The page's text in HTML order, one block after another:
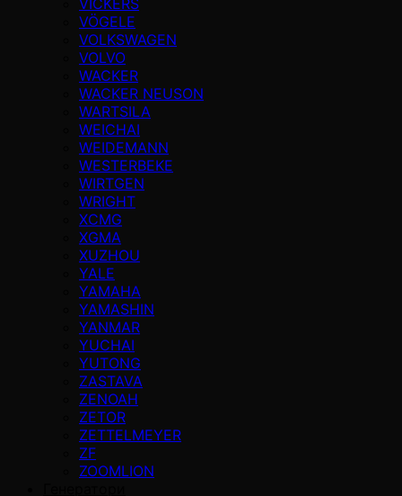
VÖGELE
VOLKSWAGEN
VOLVO
WACKER
WACKER NEUSON
WARTSILA
WEICHAI
WEIDEMANN
WESTERBEKE
WIRTGEN
WRIGHT
XCMG
XGMA
XUZHOU
YALE
YAMAHA
YAMASHIN
YANMAR
YUCHAI
YUTONG
ZASTAVA
ZENOAH
ZETOR
ZETTELMEYER
ZF
ZOOMLION